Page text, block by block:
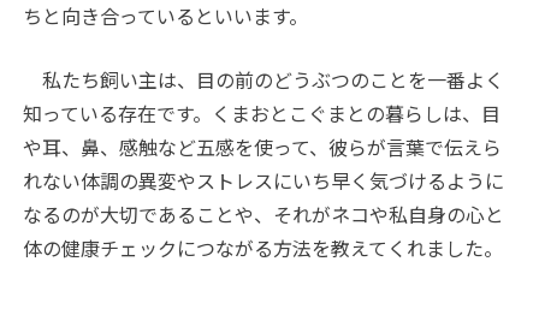
ちと向き合っているといいます。
私たち飼い主は、目の前のどうぶつのことを一番よく
知っている存在です。くまおとこぐまとの暮らしは、目
や耳、鼻、感触など五感を使って、彼らが言葉で伝えら
れない体調の異変やストレスにいち早く気づけるように
なるのが大切であることや、それがネコや私自身の心と
体の健康チェックにつながる方法を教えてくれました。